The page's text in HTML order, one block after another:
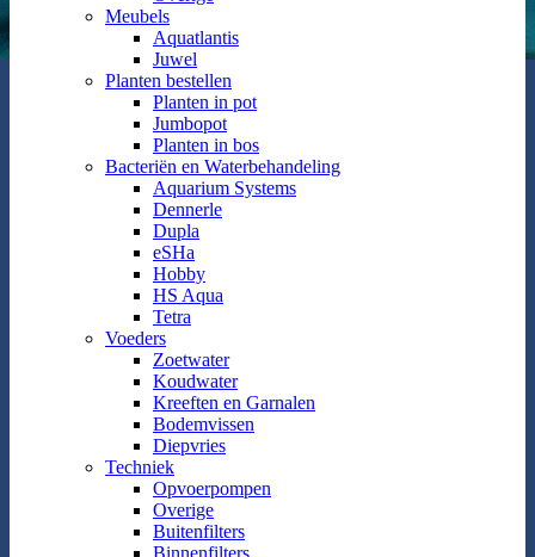
Meubels
Aquatlantis
Juwel
Planten bestellen
Planten in pot
Jumbopot
Planten in bos
Bacteriën en Waterbehandeling
Aquarium Systems
Dennerle
Dupla
eSHa
Hobby
HS Aqua
Tetra
Voeders
Zoetwater
Koudwater
Kreeften en Garnalen
Bodemvissen
Diepvries
Techniek
Opvoerpompen
Overige
Buitenfilters
Binnenfilters